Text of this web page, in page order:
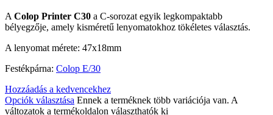
A Colop Printer C30 a C-sorozat egyik legkompaktabb
bélyegzője, amely kisméretű lenyomatokhoz tökéletes választás.
A lenyomat mérete: 47x18mm
Festékpárna: Colop E/30
Hozzáadás a kedvencekhez
Opciók választása Ennek a terméknek több variációja van. A
változatok a termékoldalon választhatók ki